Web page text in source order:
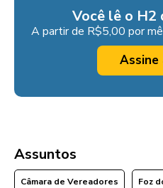
Você lê o H2
A partir de R$5,00 por
Assine
Assuntos
Câmara de Vereadores Foz